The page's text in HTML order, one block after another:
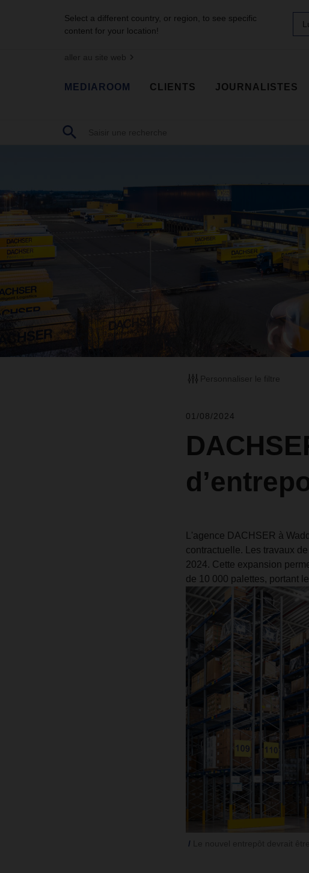
Select a different country, or region, to see specific
content for your location!
aller au site web
MEDIAROOM CLIENTS JOURNALISTES
Personnaliser le filtre
01/08/2024
L'agence DACHSER à
contractuelle. Les travaux
2024. Cette expansion
de 10 000 palettes, portant